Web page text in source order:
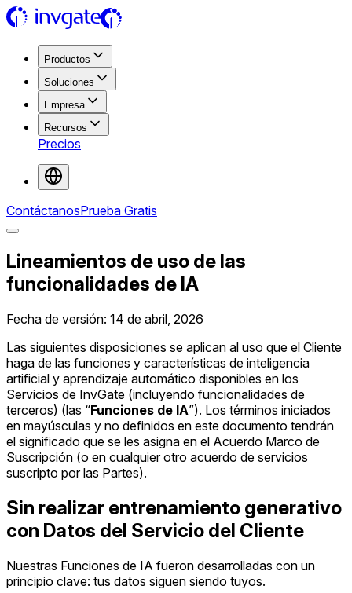
Productos
Soluciones
Empresa
Recursos
Precios
ContáctanosPrueba Gratis
Lineamientos de uso de las
funcionalidades de IA
Fecha de versión: 14 de abril, 2026
Las siguientes disposiciones se aplican al uso que el Cliente
haga de las funciones y características de inteligencia
artificial y aprendizaje automático disponibles en los
Servicios de InvGate (incluyendo funcionalidades de
terceros) (las “Funciones de IA”). Los términos iniciados
en mayúsculas y no definidos en este documento tendrán
el significado que se les asigna en el Acuerdo Marco de
Suscripción (o en cualquier otro acuerdo de servicios
suscripto por las Partes).
Sin realizar entrenamiento generativo
con Datos del Servicio del Cliente
Nuestras Funciones de IA fueron desarrolladas con un
principio clave: tus datos siguen siendo tuyos.